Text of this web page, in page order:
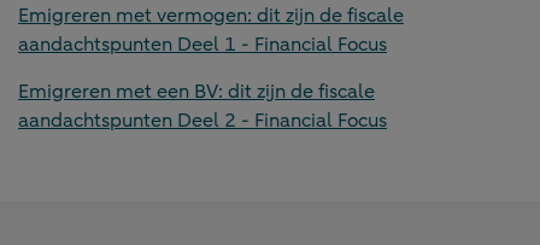
Emigreren met vermogen: dit zijn de fiscale
aandachtspunten Deel 1 - Financial Focus
Emigreren met een BV: dit zijn de fiscale
aandachtspunten Deel 2 - Financial Focus